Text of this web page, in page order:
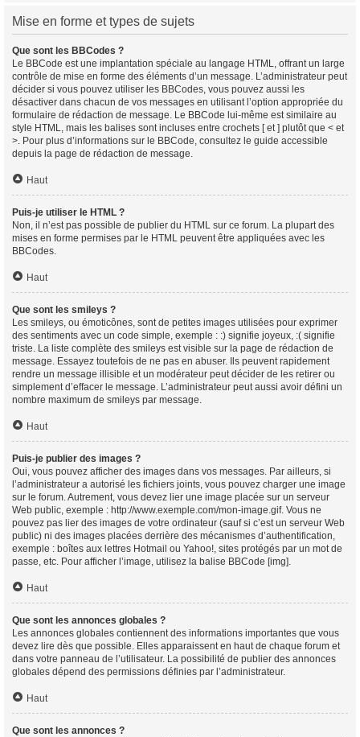
Mise en forme et types de sujets
Que sont les BBCodes ?
Le BBCode est une implantation spéciale au langage HTML, offrant un large
contrôle de mise en forme des éléments d’un message. L’administrateur peut
décider si vous pouvez utiliser les BBCodes, vous pouvez aussi les
désactiver dans chacun de vos messages en utilisant l’option appropriée du
formulaire de rédaction de message. Le BBCode lui-même est similaire au
style HTML, mais les balises sont incluses entre crochets [ et ] plutôt que < et
>. Pour plus d’informations sur le BBCode, consultez le guide accessible
depuis la page de rédaction de message.
Haut
Puis-je utiliser le HTML ?
Non, il n’est pas possible de publier du HTML sur ce forum. La plupart des
mises en forme permises par le HTML peuvent être appliquées avec les
BBCodes.
Haut
Que sont les smileys ?
Les smileys, ou émoticônes, sont de petites images utilisées pour exprimer
des sentiments avec un code simple, exemple : :) signifie joyeux, :( signifie
triste. La liste complète des smileys est visible sur la page de rédaction de
message. Essayez toutefois de ne pas en abuser. Ils peuvent rapidement
rendre un message illisible et un modérateur peut décider de les retirer ou
simplement d’effacer le message. L’administrateur peut aussi avoir défini un
nombre maximum de smileys par message.
Haut
Puis-je publier des images ?
Oui, vous pouvez afficher des images dans vos messages. Par ailleurs, si
l’administrateur a autorisé les fichiers joints, vous pouvez charger une image
sur le forum. Autrement, vous devez lier une image placée sur un serveur
Web public, exemple : http://www.exemple.com/mon-image.gif. Vous ne
pouvez pas lier des images de votre ordinateur (sauf si c’est un serveur Web
public) ni des images placées derrière des mécanismes d’authentification,
exemple : boîtes aux lettres Hotmail ou Yahoo!, sites protégés par un mot de
passe, etc. Pour afficher l’image, utilisez la balise BBCode [img].
Haut
Que sont les annonces globales ?
Les annonces globales contiennent des informations importantes que vous
devez lire dès que possible. Elles apparaissent en haut de chaque forum et
dans votre panneau de l’utilisateur. La possibilité de publier des annonces
globales dépend des permissions définies par l’administrateur.
Haut
Que sont les annonces ?